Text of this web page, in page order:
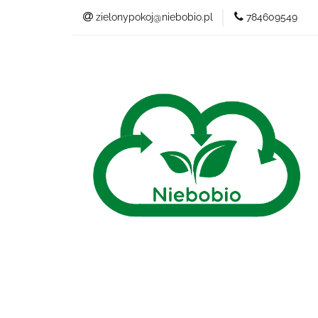
zielonypokoj@niebobio.pl 784609549